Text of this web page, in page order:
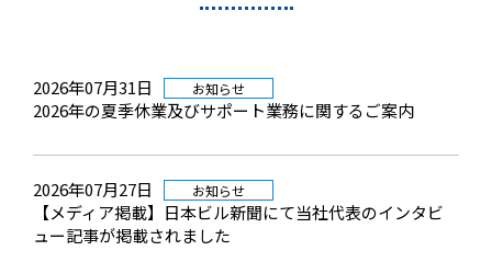
2026年07月31日 お知らせ
2026年の夏季休業及びサポート業務に関するご案内
2026年07月27日 お知らせ
【メディア掲載】日本ビル新聞にて当社代表のインタビ
ュー記事が掲載されました